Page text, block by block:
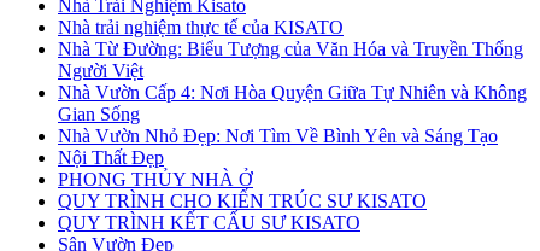
Nhà Trải Nghiệm Kisato
Nhà trải nghiệm thực tế của KISATO
Nhà Từ Đường: Biểu Tượng của Văn Hóa và Truyền Thống
Người Việt
Nhà Vườn Cấp 4: Nơi Hòa Quyện Giữa Tự Nhiên và Không
Gian Sống
Nhà Vườn Nhỏ Đẹp: Nơi Tìm Về Bình Yên và Sáng Tạo
Nội Thất Đẹp
PHONG THỦY NHÀ Ở
QUY TRÌNH CHO KIẾN TRÚC SƯ KISATO
QUY TRÌNH KẾT CẤU SƯ KISATO
Sân Vườn Đẹp